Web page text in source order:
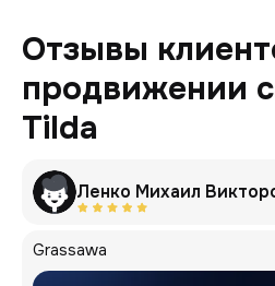
Отзывы
продвижении
Tilda
Ленко Михаил
Grassawa